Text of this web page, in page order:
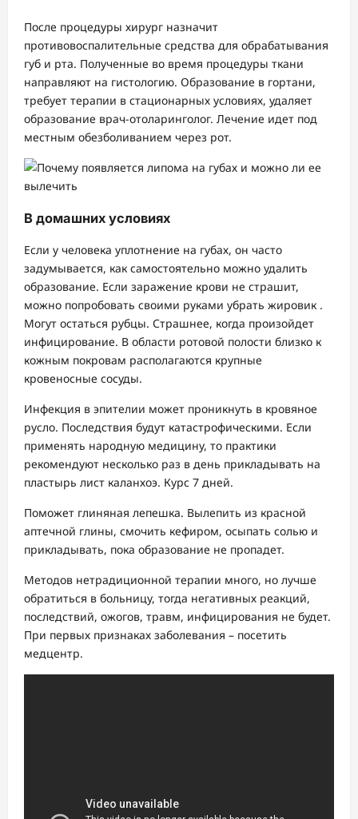
После процедуры хирург назначит
противовоспалительные средства для обрабатывания
губ и рта. Полученные во время процедуры ткани
направляют на гистологию. Образование в гортани,
требует терапии в стационарных условиях, удаляет
образование врач-отоларинголог. Лечение идет под
местным обезболиванием через рот.
В домашних условиях
Если у человека уплотнение на губах, он часто
задумывается, как самостоятельно можно удалить
образование. Если заражение крови не страшит,
можно попробовать своими руками убрать жировик .
Могут остаться рубцы. Страшнее, когда произойдет
инфицирование. В области ротовой полости близко к
кожным покровам располагаются крупные
кровеносные сосуды.
Инфекция в эпителии может проникнуть в кровяное
русло. Последствия будут катастрофическими. Если
применять народную медицину, то практики
рекомендуют несколько раз в день прикладывать на
пластырь лист каланхоэ. Курс 7 дней.
Поможет глиняная лепешка. Вылепить из красной
аптечной глины, смочить кефиром, осыпать солью и
прикладывать, пока образование не пропадет.
Методов нетрадиционной терапии много, но лучше
обратиться в больницу, тогда негативных реакций,
последствий, ожогов, травм, инфицирования не будет.
При первых признаках заболевания – посетить
медцентр.